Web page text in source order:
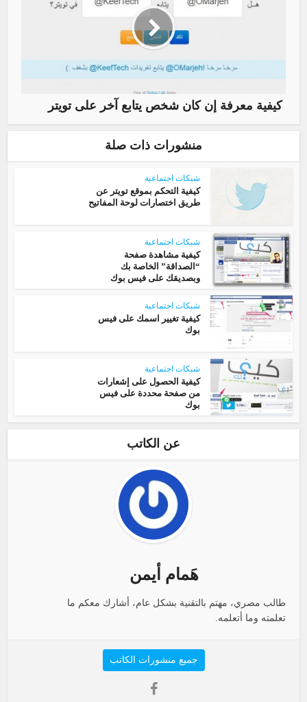
كيفية معرفة إن كان شخص يتابع آخر على تويتر
منشورات ذات صلة
شبكات اجتماعية
كيفية التحكم بموقع تويتر عن
طريق اختصارات لوحة المفاتيح
شبكات اجتماعية
كيفية مشاهدة صفحة
“الصداقة” الخاصة بك
وبصديقك على فيس بوك
شبكات اجتماعية
كيفية تغيير اسمك على فيس
بوك
شبكات اجتماعية
كيفية الحصول على إشعارات
من صفحة محددة على فيس
بوك
عن الكاتب
هَمام أيمن
طالب مصري، مهتم بالتقنية بشكل عام، أشارك معكم ما
تعلمته وما أتعلمه.
جميع منشورات الكاتب